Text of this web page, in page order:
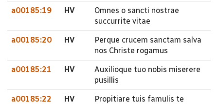
a00185:19 HV
Omnes o sancti nostrae
succurrite vitae
a00185:20 HV
Perque crucem sanctam salva
nos Christe rogamus
a00185:21 HV
Auxilioque tuo nobis miserere
pusillis
a00185:22 HV
Propitiare tuis famulis te